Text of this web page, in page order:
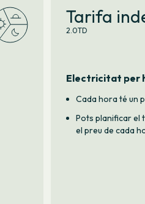
Tarifa
2.0TD
Electricitat per
Cada hora té un
Pots planificar el
el preu de cada